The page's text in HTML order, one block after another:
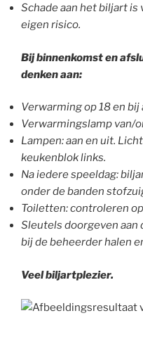
Schade aan het biljart is
eigen risico.
Bij binnenkomst en
denken aan:
Verwarming op 18 en
Verwarmingslamp van/
Lampen: aan en uit.
keukenblok links.
Na iedere speeldag:
onder de banden
Toiletten: controleren
Sleutels doorgeven aan
bij de beheerder halen
Veel biljartplezier.